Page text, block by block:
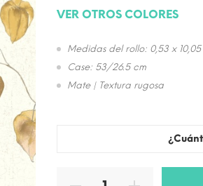
VER OTROS COLORES
Medidas del rollo: 0,53 x 10,05
Case: 53/26.5 cm
Mate | Textura rugosa